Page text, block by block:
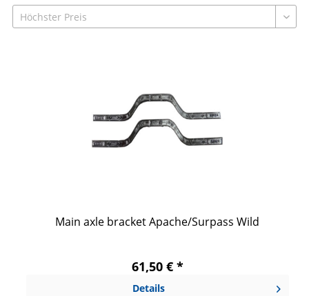
Main axle bracket Apache/Surpass Wild
61,50 € *
Details